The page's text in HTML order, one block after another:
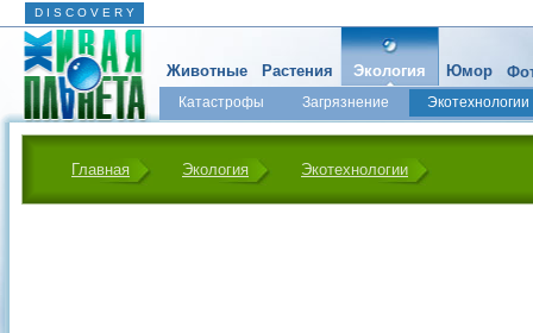
D I S C O V E R Y
Животные Растения Экология
Катастрофы Загрязнение Экотехнологии
Юмор
Главная Экология Экотехнологии